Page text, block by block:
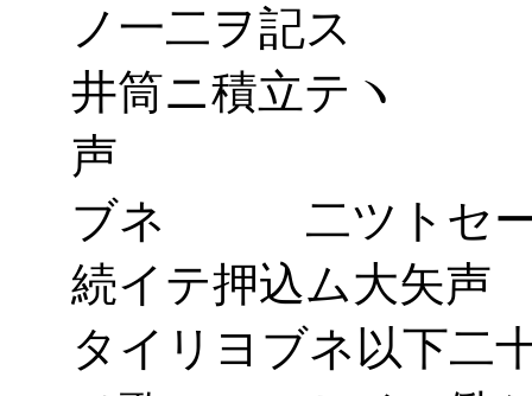
ノ一二ヲ記ス
井筒ニ積立テヽ
声 此ノタ
ブネ 二ツトセ
続イテ押
タイリヨブネ以